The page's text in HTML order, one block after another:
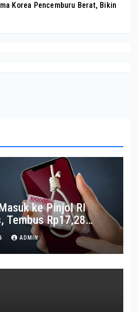
Korea Pencemburu Berat, Bikin
ke Pinjol RI
Tembus Rp17,28
2026
ADMIN